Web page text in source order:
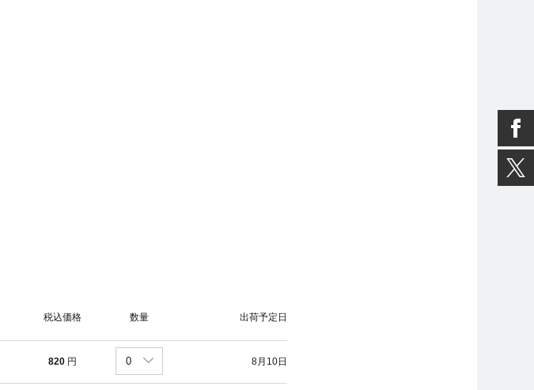
税込価格 数量 出荷予定日
820 円 8月10日